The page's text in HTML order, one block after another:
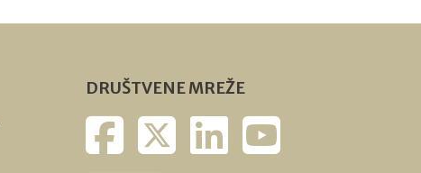
DRUŠTVENE MREŽE